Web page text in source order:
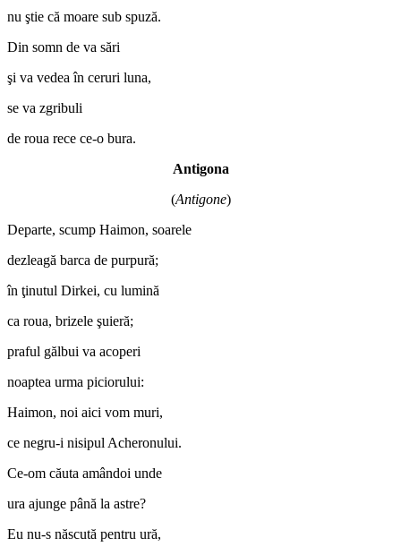
nu ştie că moare sub spuză.
Din somn de va sări
şi va vedea în ceruri luna,
se va zgribuli
de roua rece ce-o bura.
Antigona
(Antigone)
Departe, scump Haimon, soarele
dezleagă barca de purpură;
în ţinutul Dirkei, cu lumină
ca roua, brizele şuieră;
praful gălbui va acoperi
noaptea urma piciorului:
Haimon, noi aici vom muri,
ce negru-i nisipul Acheronului.
Ce-om căuta amândoi unde
ura ajunge până la astre?
Eu nu-s născută pentru ură,